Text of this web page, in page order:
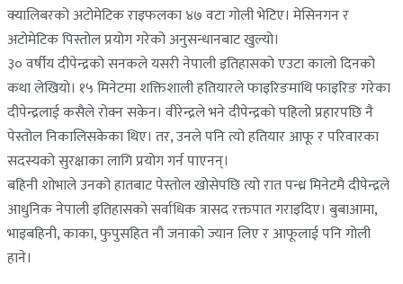
क्यालिबरको अटोमेटिक राइफलका ४७ वटा गोली भेटिए। मेसिनगन र
अटोमेटिक पिस्तोल प्रयोग गरेको अनुसन्धानबाट खुल्यो।
३० वर्षीय दीपेन्द्रको सनकले यसरी नेपाली इतिहासको एउटा कालो दिनको
कथा लेखियो। १५ मिनेटमा शक्तिशाली हतियारले फाइरिङमाथि फाइरिङ गरेका
दीपेन्द्रलाई कसैले रोक्न सकेन। वीरेन्द्रले भने दीपेन्द्रको पहिलो प्रहारपछि नै
पेस्तोल निकालिसकेका थिए। तर, उनले पनि त्यो हतियार आफू र परिवारका
सदस्यको सुरक्षाका लागि प्रयोग गर्न पाएनन्।
बहिनी शोभाले उनको हातबाट पेस्तोल खोसेपछि त्यो रात पन्ध्र मिनेटमै दीपेन्द्रले
आधुनिक नेपाली इतिहासको सर्वाधिक त्रासद रक्तपात गराइदिए। बुबाआमा,
भाइबहिनी, काका, फुपुसहित नौ जनाको ज्यान लिए र आफूलाई पनि गोली
हाने।